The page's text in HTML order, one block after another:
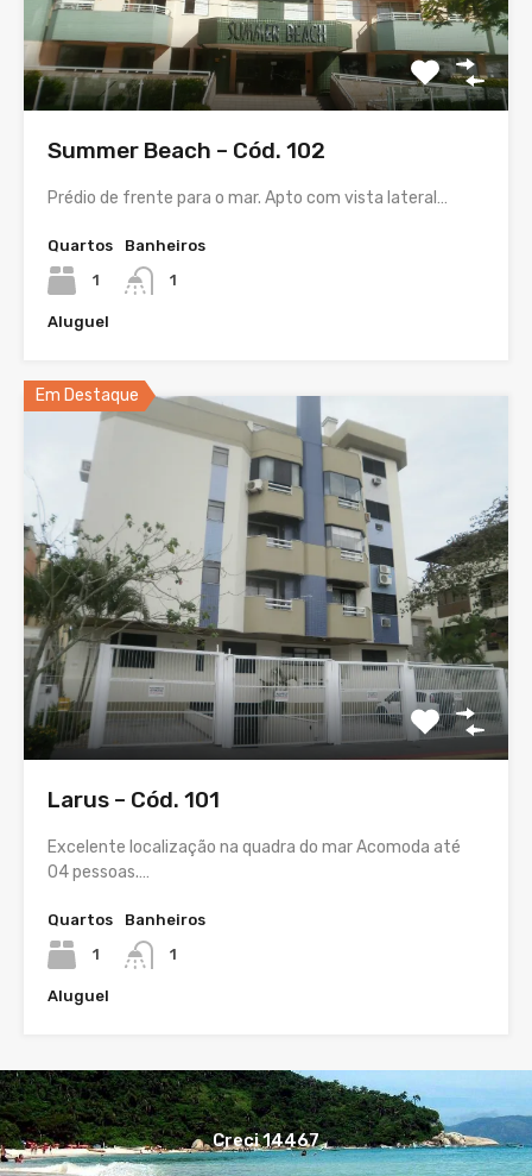
Summer Beach – Cód. 102
Prédio de frente para o mar. Apto com vista lateral…
Quartos
1
Banheiros
1
Aluguel
Em Destaque
Larus – Cód. 101
Excelente localização na quadra do mar Acomoda até
04 pessoas.…
Quartos
1
Banheiros
1
Aluguel
Creci 14467